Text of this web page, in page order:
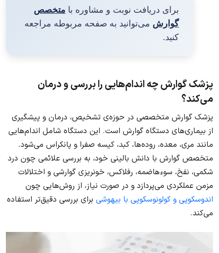
برای دریافت نوبت و مشاوره با متخصص
گوارش می‌توانید به صفحه مربوطه مراجعه
کنید.
پزشک گوارش چه اندام‌هایی را بررسی و درمان
می‌کند؟
پزشک گوارش متخصصی در حوزه‌ی تشخیص، درمان و پیشگیری
از بیماری‌های دستگاه گوارش است. این دستگاه شامل اندام‌هایی
مانند مری، معده، روده‌ها، کبد، کیسه صفرا و پانکراس می‌شود.
متخصص گوارش با دانش بالینی خود، به بررسی علائمی چون درد
شکمی، نفخ، سوءهاضمه، رفلاکس، خونریزی گوارشی و اختلالات
مزمن عملکردی می‌پردازد و در صورت نیاز، از روش‌هایی چون
اندوسکوپی و کولونوسکوپی با بیهوشی برای بررسی دقیق‌تر استفاده
می‌کند.